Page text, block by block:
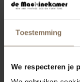
Toestemming
We respecteren je
STOFSTALEN
AFMETINGEN
ZAKELIJK